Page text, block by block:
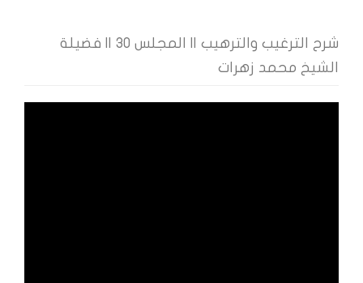
الكتب
شرح الترغيب والترهيب || المجلس 30 || فضيلة
الشيخ محمد زهرات